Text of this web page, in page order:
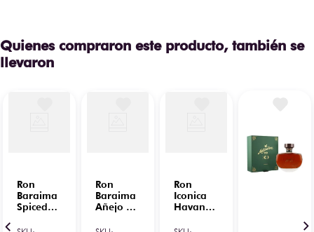
Quienes compraron este producto, también se
llevaron
Ron
Baraima
Spiced
C/Lentes
Ron
Baraima
Añejo 5
750 ml
Ron
Iconica
Havana
Gran